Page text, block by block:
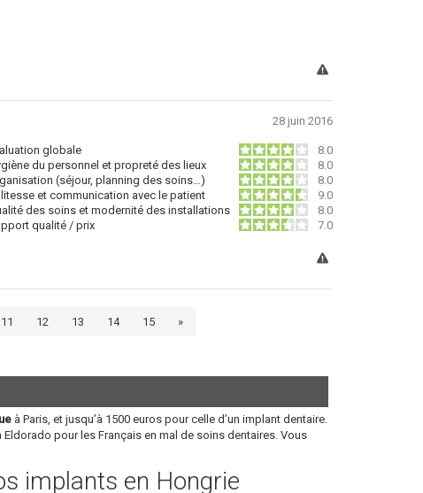
28 juin 2016
globale
8.0
du personnel et propreté des lieux
8.0
(séjour, planning des soins…)
8.0
et communication avec le patient
9.0
des soins et modernité des installations
8.0
qualité / prix
7.0
11 12 13 14 15 »
à Paris, et jusqu’à 1500 euros pour celle d’un implant dentaire.
pour les Français en mal de soins dentaires. Vous
implants en Hongrie